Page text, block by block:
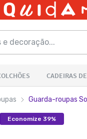
Guarda-roupas
Economize 39%